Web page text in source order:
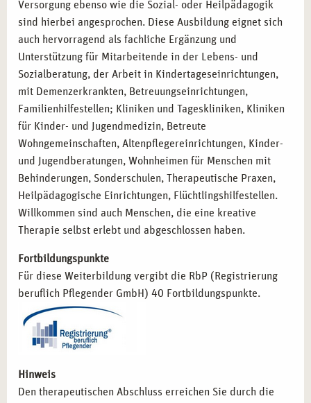
Versorgung ebenso wie die Sozial- oder Heilpädagogik
sind hierbei angesprochen. Diese Ausbildung eignet sich
auch hervorragend als fachliche Ergänzung und
Unterstützung für Mitarbeitende in der Lebens- und
Sozialberatung, der Arbeit in Kindertageseinrichtungen,
mit Demenzerkrankten, Betreuungseinrichtungen,
Familienhilfestellen; Kliniken und Tageskliniken, Kliniken
für Kinder- und Jugendmedizin, Betreute
Wohngemeinschaften, Altenpflegereinrichtungen, Kinder-
und Jugendberatungen, Wohnheimen für Menschen mit
Behinderungen, Sonderschulen, Therapeutische Praxen,
Heilpädagogische Einrichtungen, Flüchtlingshilfestellen.
Willkommen sind auch Menschen, die eine kreative
Therapie selbst erlebt und abgeschlossen haben.
Fortbildungspunkte
Für diese Weiterbildung vergibt die RbP (Registrierung
beruflich Pflegender GmbH) 40 Fortbildungspunkte.
Hinweis
Den therapeutischen Abschluss erreichen Sie durch die